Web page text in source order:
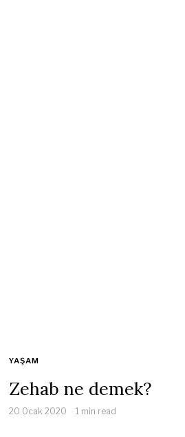
YAŞAM
Zehab ne demek?
20 Ocak 2020 1 min read